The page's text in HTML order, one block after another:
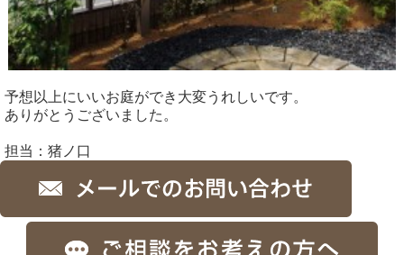
予想以上にいいお庭ができ大変うれしいです。
ありがとうございました。
担当：猪ノ口